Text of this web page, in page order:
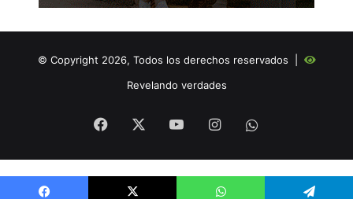
© Copyright 2026, Todos los derechos reservados |
Revelando verdades
Facebook YouTubeInstagram